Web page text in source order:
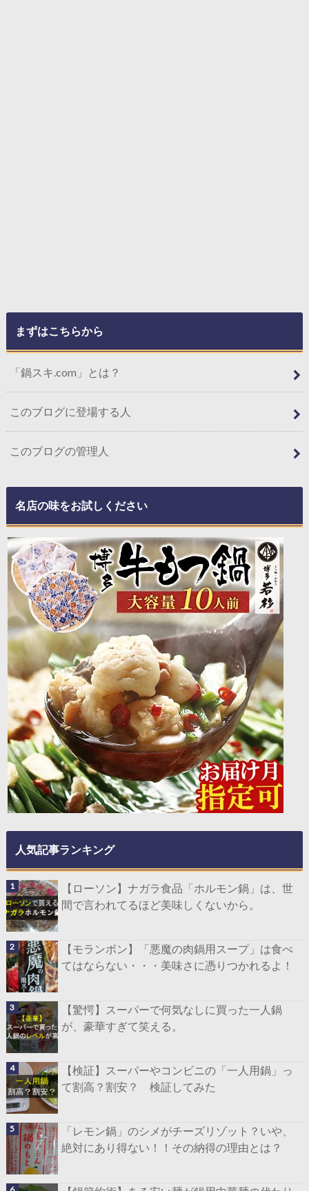
まずはこちらから
「鍋スキ.com」とは？
このブログに登場する人
このブログの管理人
名店の味をお試しください
人気記事ランキング
【ローソン】ナガラ食品「ホルモン鍋」は、世
間で言われてるほど美味しくないから。
【モランボン】「悪魔の肉鍋用スープ」は食べ
てはならない・・・美味さに憑りつかれるよ！
【驚愕】スーパーで何気なしに買った一人鍋
が、豪華すぎて笑える。
【検証】スーパーやコンビニの「一人用鍋」っ
て割高？割安？ 検証してみた
「レモン鍋」のシメがチーズリゾット？いや、
絶対にあり得ない！！その納得の理由とは？